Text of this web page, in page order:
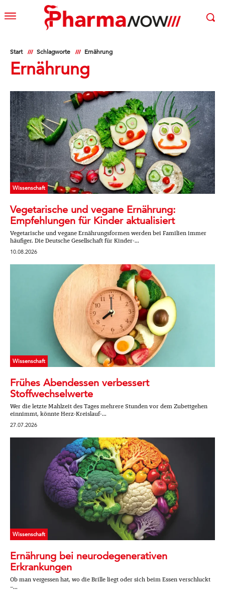
Start Schlagworte Ernährung
Ernährung
Wissenschaft
Vegetarische und vegane Ernährung:
Empfehlungen für Kinder aktualisiert
Vegetarische und vegane Ernährungsformen werden bei Familien immer
häufiger. Die Deutsche Gesellschaft für Kinder-...
10.08.2026
Wissenschaft
Frühes Abendessen verbessert
Stoffwechselwerte
Wer die letzte Mahlzeit des Tages mehrere Stunden vor dem Zubettgehen
einnimmt, könnte Herz-Kreislauf-...
27.07.2026
Wissenschaft
Ernährung bei neurodegenerativen
Erkrankungen
Ob man vergessen hat, wo die Brille liegt oder sich beim Essen verschluckt
–...